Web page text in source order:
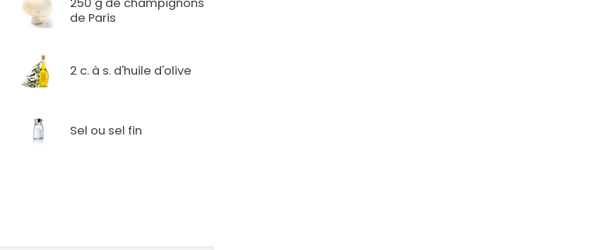
de Paris
2 c. à s. d'huile d'olive
Sel ou sel fin